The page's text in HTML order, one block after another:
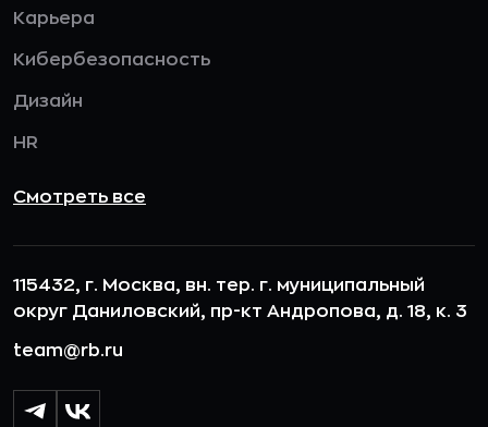
Карьера
Кибербезопасность
Дизайн
HR
Смотреть все
115432, г. Москва, вн. тер. г. муниципальный
округ Даниловский, пр-кт Андропова, д. 18, к. 3
team@rb.ru